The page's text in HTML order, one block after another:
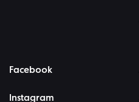
Facebook
Instagram